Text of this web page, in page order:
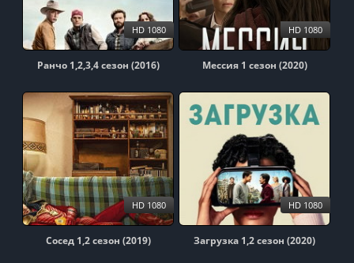
Ранчо 1,2,3,4 сезон (2016)
HD 1080
Мессия 1 сезон (2020)
HD 1080
Сосед 1,2 сезон (2019)
HD 1080
Загрузка 1,2 сезон (2020)
HD 1080